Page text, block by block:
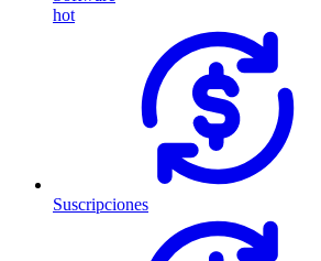
hot
Suscripciones